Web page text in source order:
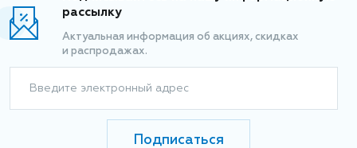
рассылку
Актуальная информация об акциях, скидках
и распродажах.
Введите электронный адрес
Подписаться